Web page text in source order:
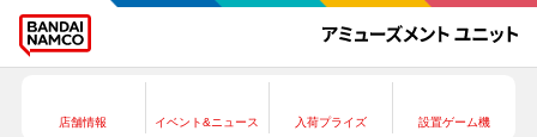
店舗情報 イベント&ニュース 入荷プライズ 設置ゲーム機